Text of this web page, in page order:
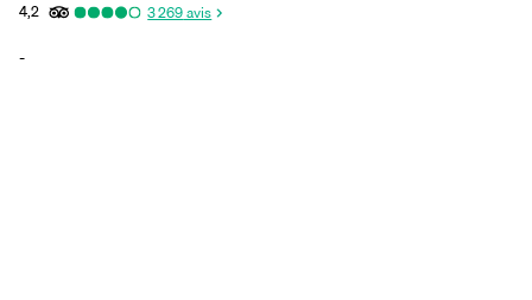
4,2 3 269avis
-